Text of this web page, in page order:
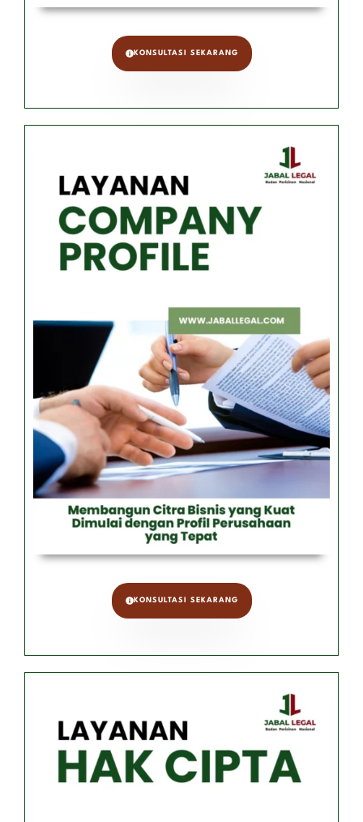
KONSULTASI SEKARANG
KONSULTASI SEKARANG